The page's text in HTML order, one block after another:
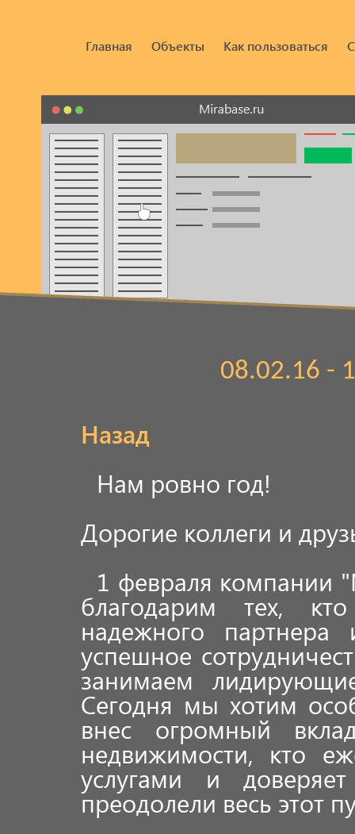
Главная Объекты Как пользоваться
08.02.16 -
Назад
Нам ровно год!
Дорогие коллеги и
1 февраля компании
благодарим тех,
надежного
успешное
занимаем
Сегодня мы хотим
внес огромный
недвижимости, кто
услугами и
преодолели весь этот